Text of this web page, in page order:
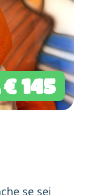
€ 145
se sei